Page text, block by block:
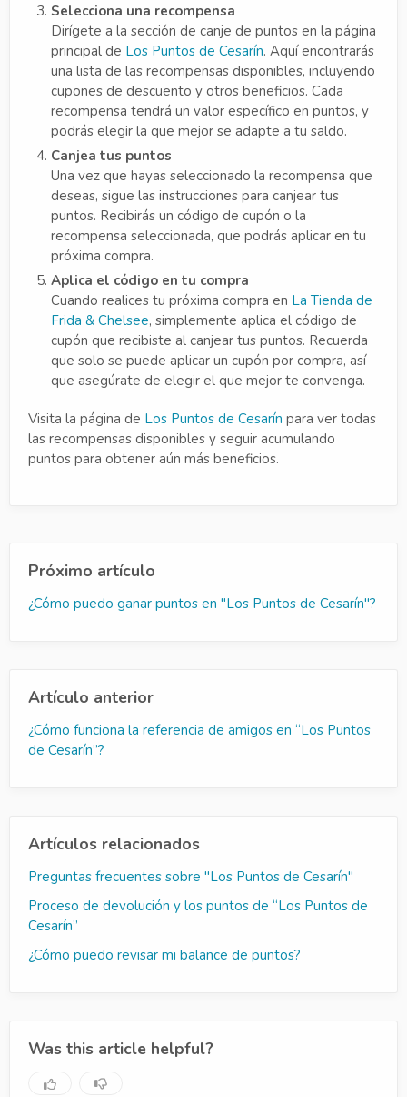
Selecciona una recompensa
Dirígete a la sección de canje de puntos en la página
principal de Los Puntos de Cesarín. Aquí encontrarás
una lista de las recompensas disponibles, incluyendo
cupones de descuento y otros beneficios. Cada
recompensa tendrá un valor específico en puntos, y
podrás elegir la que mejor se adapte a tu saldo.
Canjea tus puntos
Una vez que hayas seleccionado la recompensa que
deseas, sigue las instrucciones para canjear tus
puntos. Recibirás un código de cupón o la
recompensa seleccionada, que podrás aplicar en tu
próxima compra.
Aplica el código en tu compra
Cuando realices tu próxima compra en La Tienda de
Frida & Chelsee, simplemente aplica el código de
cupón que recibiste al canjear tus puntos. Recuerda
que solo se puede aplicar un cupón por compra, así
que asegúrate de elegir el que mejor te convenga.
Visita la página de Los Puntos de Cesarín para ver todas
las recompensas disponibles y seguir acumulando
puntos para obtener aún más beneficios.
Próximo artículo
¿Cómo puedo ganar puntos en "Los Puntos de Cesarín"?
Artículo anterior
¿Cómo funciona la referencia de amigos en “Los Puntos
de Cesarín”?
Artículos relacionados
Preguntas frecuentes sobre "Los Puntos de Cesarín"
Proceso de devolución y los puntos de “Los Puntos de
Cesarín”
¿Cómo puedo revisar mi balance de puntos?
Was this article helpful?